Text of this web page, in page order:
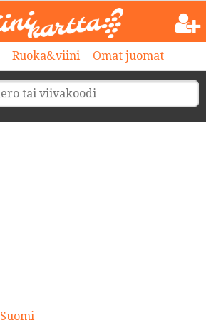
Ruoka&viini Omat juomat
Suomi